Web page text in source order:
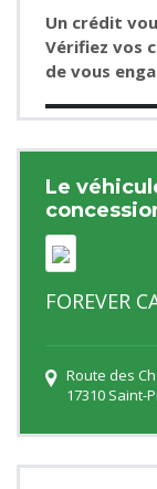
Un crédit
Vérifiez vos
de vous
Le
FOREVER
Route des
17310 Saint-